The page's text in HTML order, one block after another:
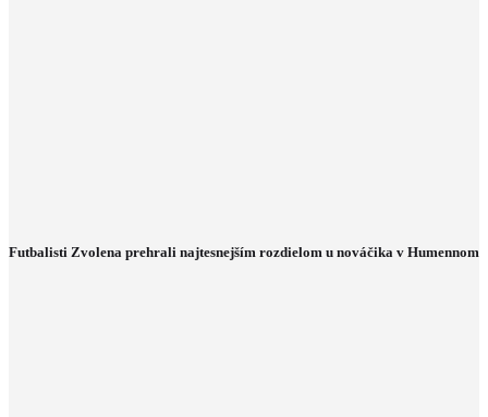
Futbalisti Zvolena prehrali najtesnejším rozdielom u nováčika v Humennom